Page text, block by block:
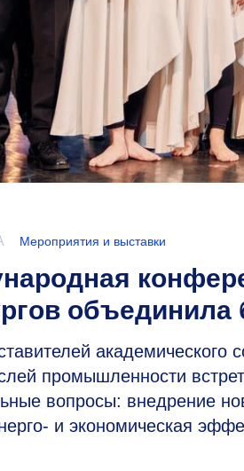
Мероприятия и выставки
объединила
академического
промышленности
вопросы: внедрение
и экономическая